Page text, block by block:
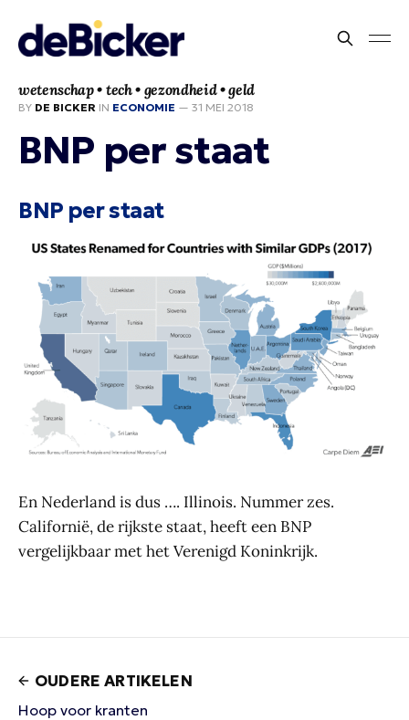
wetenschap • tech • gezondheid • geld
BY DE BICKER IN ECONOMIE — 31 MEI 2018
BNP per staat
BNP per staat
En Nederland is dus …. Illinois. Nummer zes.
Californië, de rijkste staat, heeft een BNP
vergelijkbaar met het Verenigd Koninkrijk.
OUDERE ARTIKELEN
Hoop voor kranten